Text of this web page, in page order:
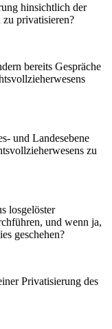
hinsichtlich der
privatisieren?
bereits Gespräche
und Landesebene
zu
losgelöster
und wenn ja,
geschehen?
Privatisierung des